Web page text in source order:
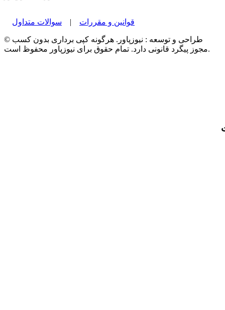
قوانین و مقررات | سوالات متداول
© طراحی و توسعه : نیوزپاور. هرگونه کپی برداری بدون کسب
مجوز پیگرد قانونی دارد. تمام حقوق برای نیوزپاور محفوظ است.